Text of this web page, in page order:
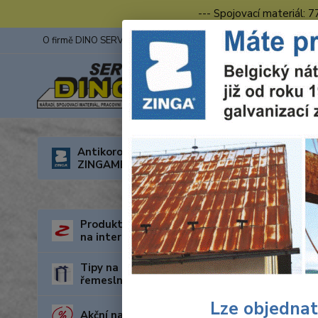
--- Spojovací materiál:
O firmě DINO SERVIS s.r.o. ZINGA Fotogalerie z výstav
Antikorozní nátěry
ZINGAMETALL
Produkty za nejnižší cenu
na internetu
Tipy na dárky pro kutily a
řemeslníky
Akční nabídka
Úvod
Lze